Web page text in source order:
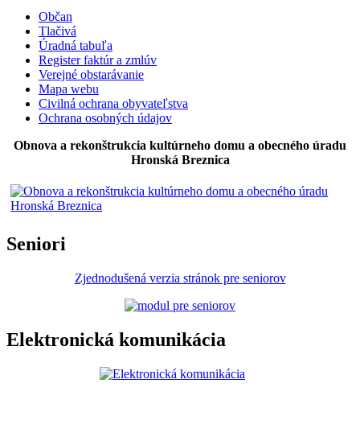
Občan
Tlačivá
Úradná tabuľa
Register faktúr a zmlúv
Verejné obstarávanie
Mapa webu
Civilná ochrana obyvateľstva
Ochrana osobných údajov
Obnova a rekonštrukcia kultúrneho domu a obecného úradu
Hronská Breznica
Seniori
Zjednodušená verzia stránok pre seniorov
Elektronická komunikácia